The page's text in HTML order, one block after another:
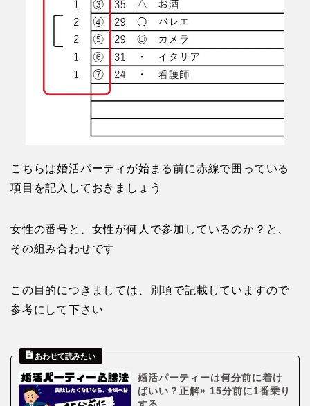
こちらは婚活パーティが始まる前に赤線で囲っている
項目を記入しておきましょう
女性の番号と、女性が何人で参加しているのか？と、
その組み合わせです
この目的につきましては、別項で記載していますので
参考にして下さい
婚活パーティーは何分前に着け
ばいい？正解» 15分前に1番乗り